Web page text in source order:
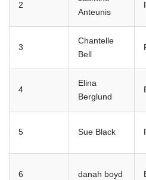
2
Anteunis
3
Chantelle
Bell
4
Elina
Berglund
5 Sue Black
6 danah boyd